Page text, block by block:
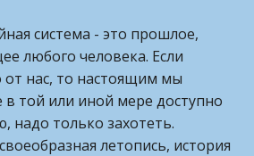
система - это прошлое,
любого человека. Если
от нас, то настоящим мы
той или иной мере доступно
только захотеть.
летопись, история